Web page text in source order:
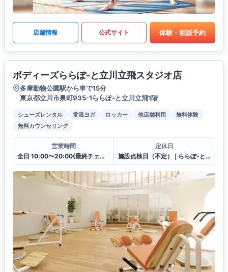
店舗情報 公式サイト 体験・相談予約
ボディーズららぽ-と立川立飛スタジオ店
多摩動物公園駅から車で15分
東京都立川市泉町935-1ららぽ-と立川立飛1階
シューズレンタル 常温ヨガ ロッカー 他店舗利用
無料体験
無料カウンセリング
営業時間
全日 10:00〜20:00(最終チェックイン19:30)
定休日
施設点検日（不定）❘ららぽ-と立川立飛休館日（連動）